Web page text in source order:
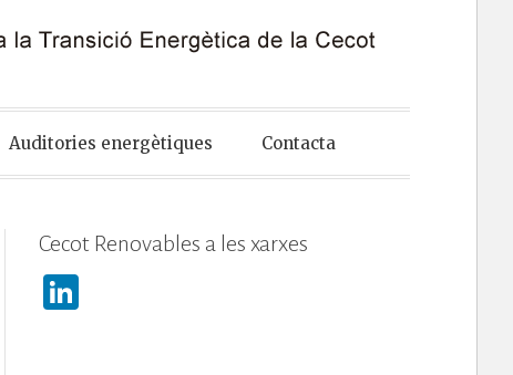
Auditories energètiques Contacta
Cecot Renovables a les xarxes